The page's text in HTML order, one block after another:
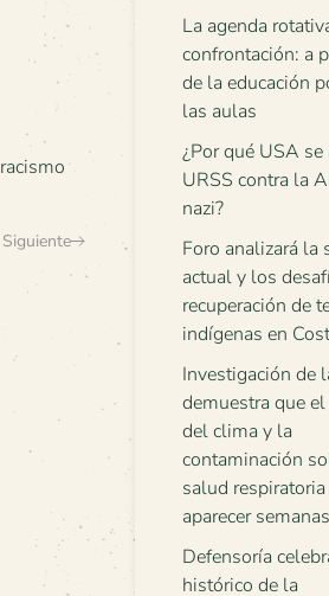
racismo
Siguiente
La agenda
confrontación: a
de la educación
las aulas
¿Por qué USA
URSS contra la
nazi?
Foro analizará la
actual y los
recuperación de
indígenas en
Investigación de
demuestra que
del clima y la
contaminación
salud
aparecer
Defensoría
histórico de la